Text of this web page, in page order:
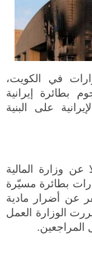
في الكويت،
بطائرة إيرانية
على البنية
عن وزارة المالية
بطائرة مسيّرة
عن أضرار مادية
الوزارة العمل
المراجعين.